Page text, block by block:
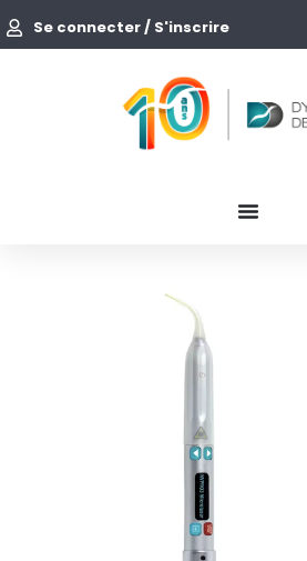
Se connecter / S'inscrire